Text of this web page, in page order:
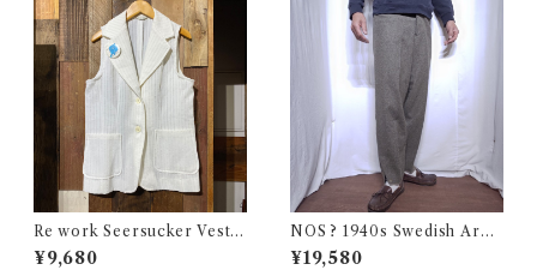
リブ ラッパー USA 古着
Re work Seersucker Vest /
リワーク シアサッカー ベスト
古着
¥9,680
NOS ? 1940s Swedish Arm
y Wool Pants / デッドストッ
ク？ユーロ ミリタリー スウェ
¥19,580